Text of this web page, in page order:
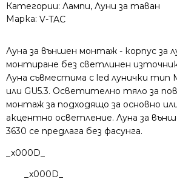
Категории: Лампи, Луни за таван
Марка: V-TAC
Луна за външен монтаж - корпус за
монтиране без светлинен
Луна съвместима с led лунички тип
или GU5.3. Осветително тяло за
монтаж за подходящо за основно
акцентно осветление. Луна за
3630 се предлага без фасунга.
_x000D_
_x000D_